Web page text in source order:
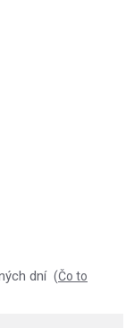
dní (Čo to